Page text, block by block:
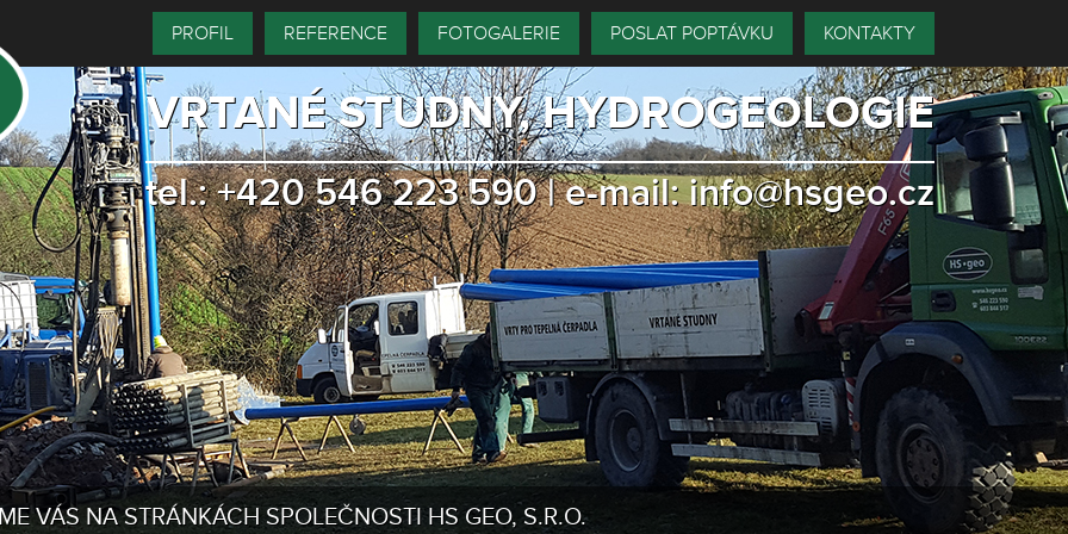
PROFIL REFERENCE FOTOGALERIE POSLAT POPTÁVKU KONTAKTY
VRTANÉ STUDNY, HYDROGEOLOGIE
tel.:+420 546 223 590|e-mail:info@hsgeo.cz
VÁS NA STRÁNKÁCH SPOLEČNOSTI HS GEO, S.R.O.